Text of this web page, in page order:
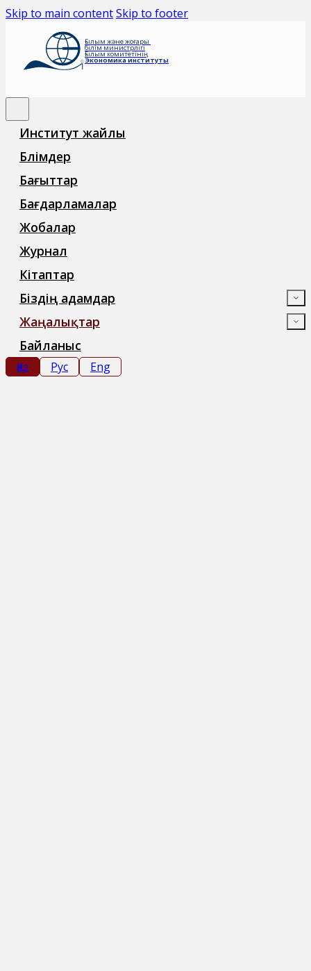
Skip to main contentSkip to footer
Ғылым және жоғары
білім министрлігі
Ғылым комитетінің
Экономика институты
Институт жайлы
Бөлімдер
Бағыттар
Бағдарламалар
Жобалар
Журнал
Кітаптар
Біздің адамдар
Жаңалықтар
Байланыс
Қаз Рус Eng